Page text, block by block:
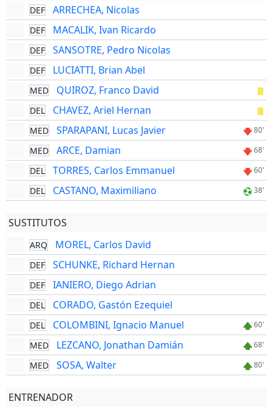
DEF ARRECHEA, Nicolas
DEF MACALIK, Ivan Ricardo
DEF SANSOTRE, Pedro Nicolas
DEF LUCIATTI, Brian Abel
MED QUIROZ, Franco David
DEL CHAVEZ, Ariel Hernan
MED SPARAPANI, Lucas Javier 80'
MED ARCE, Damian 68'
DEL TORRES, Carlos Emmanuel 60'
DEL CASTANO, Maximiliano 38'
SUSTITUTOS
ARQ MOREL, Carlos David
DEF SCHUNKE, Richard Hernan
DEF IANIERO, Diego Adrian
DEL CORADO, Gastón Ezequiel
DEL COLOMBINI, Ignacio Manuel 60'
MED LEZCANO, Jonathan Damián 68'
MED SOSA, Walter 80'
ENTRENADOR